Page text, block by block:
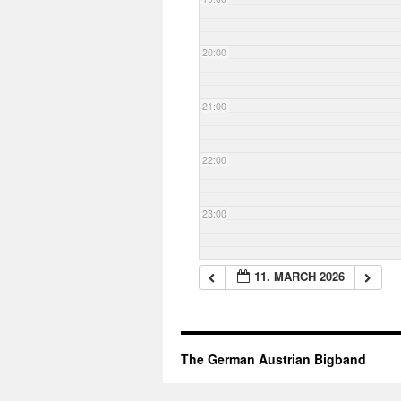
20:00
21:00
22:00
23:00
11. MARCH 2026
The German Austrian Bigband